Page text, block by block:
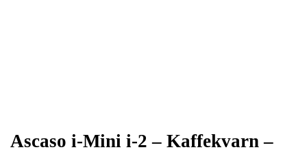
Ascaso i-Mini i-2 – Kaffekvarn –